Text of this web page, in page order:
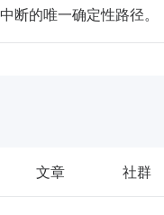
断的唯一确定性路径。
文章 社群